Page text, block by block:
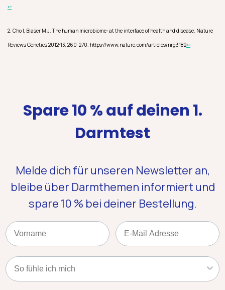
↩
2. Cho I, Blaser M J. The human microbiome: at the interface of health and disease. Nature
Reviews Genetics 2012:13, 260-270. https://www.nature.com/articles/nrg3182↩
Spare 10 % auf deinen 1.
Darmtest
Melde dich für unseren Newsletter an,
bleibe über Darmthemen informiert und
spare 10 % bei deiner Bestellung.
Name Email
Kategorie